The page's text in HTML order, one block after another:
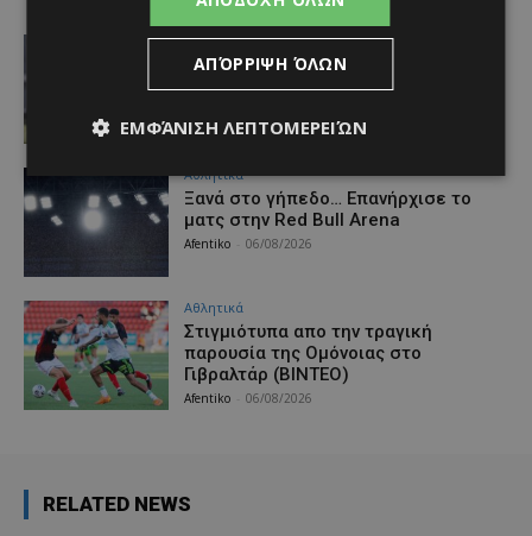
ΑΕΛ
H σύνοψη του Μάρτινς για το φιλικό
με τον Ατρόμητο (ΒΙΝΤΕΟ)
Αθλητικά
Ξανά στο γήπεδο… Επανήρχισε το
ματς στην Red Bull Arena
Afentiko 06/08/2026
Αθλητικά
Στιγμιότυπα απο την τραγική
παρουσία της Ομόνοιας στο
Γιβραλτάρ (ΒΙΝΤΕΟ)
Afentiko 06/08/2026
RELATED NEWS
ΑΠΌΡΡΙΨΗ ΌΛΩΝ
ΕΜΦΆΝΙΣΗ ΛΕΠΤΟΜΕΡΕΙΏΝ